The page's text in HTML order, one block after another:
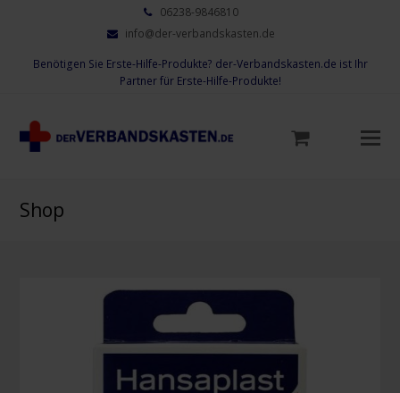
06238-9846810
info@der-verbandskasten.de
Benötigen Sie Erste-Hilfe-Produkte? der-Verbandskasten.de ist Ihr
Partner für Erste-Hilfe-Produkte!
Shop